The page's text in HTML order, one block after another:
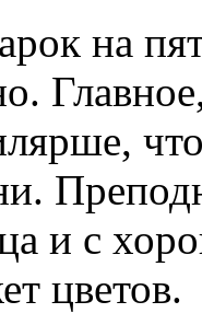
на
и с
цветов.